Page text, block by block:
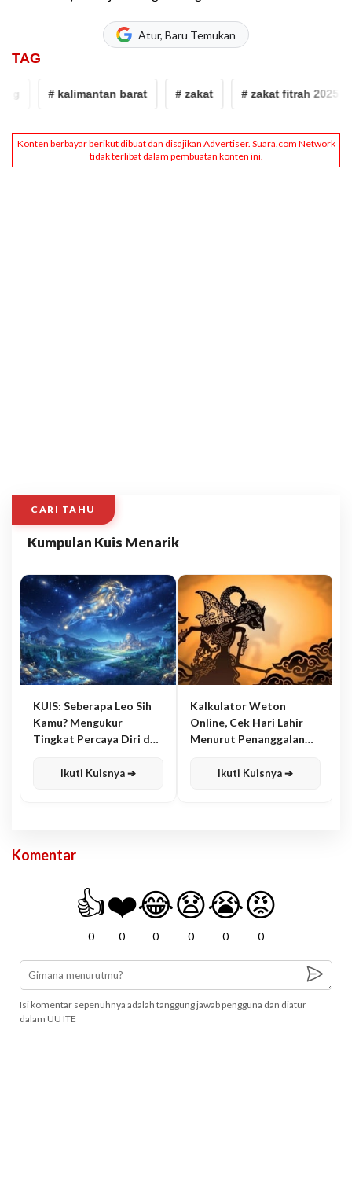
Atur, Baru Temukan
TAG
# kalimantan barat # zakat # zakat fitrah 2025
CARI TAHU
Kumpulan Kuis Menarik
KUIS: Seberapa Leo Sih
Kamu? Mengukur
Tingkat Percaya Diri dan
Ikuti Kuisnya ➔
Kalkulator Weton
Online, Cek Hari Lahir
Menurut Penanggalan
Ikuti Kuisnya ➔
Komentar
👍
0
❤️
0
😂
0
😧
0
😭
0
😡
0
Isi komentar sepenuhnya adalah tanggung jawab pengguna dan diatur
dalam UU ITE